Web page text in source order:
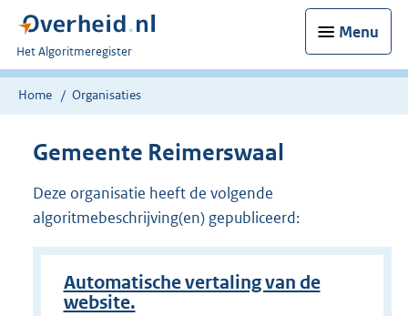
Menu
U
bent
nu
Het Algoritmeregister
Home Organisaties
Gemeente Reimerswaal
Deze organisatie heeft de volgende
algoritmebeschrijving(en) gepubliceerd:
Automatische vertaling van de
website.